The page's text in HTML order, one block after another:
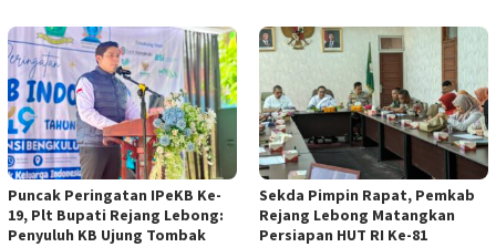
Puncak Peringatan IPeKB Ke-
19, Plt Bupati Rejang Lebong:
Penyuluh KB Ujung Tombak
Sekda Pimpin Rapat, Pemkab
Rejang Lebong Matangkan
Persiapan HUT RI Ke-81